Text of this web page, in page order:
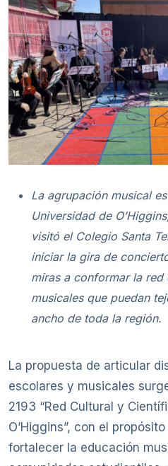
La agrupación musical
Universidad de
visitó el Colegio Santa
iniciar la gira de
miras a conformar la red
musicales que puedan
ancho de toda la región.
La propuesta de articular
escolares y musicales
2193 “Red Cultural y
O’Higgins”, con el
fortalecer la educación